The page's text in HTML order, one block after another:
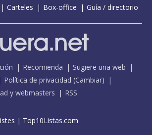
Carteles Box-office Guía / directorio
Recomienda
Sugiere una web
Política de privacidad (Cambiar)
y webmasters RSS
| Top10Listas.com